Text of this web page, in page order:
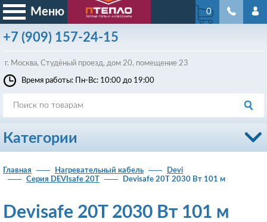
Меню
+7 (909) 157-24-15
г. Москва, Студёный проезд, дом 20, помещение 23
0
Время работы: Пн-Вс: 10:00 до 19:00
Категории
Главная Нагревательный кабель
Devi
Серия DEVIsafe 20T
Devisafe 20T 2030 Вт 101 м
Devisafe 20T 2030 Вт 101 м